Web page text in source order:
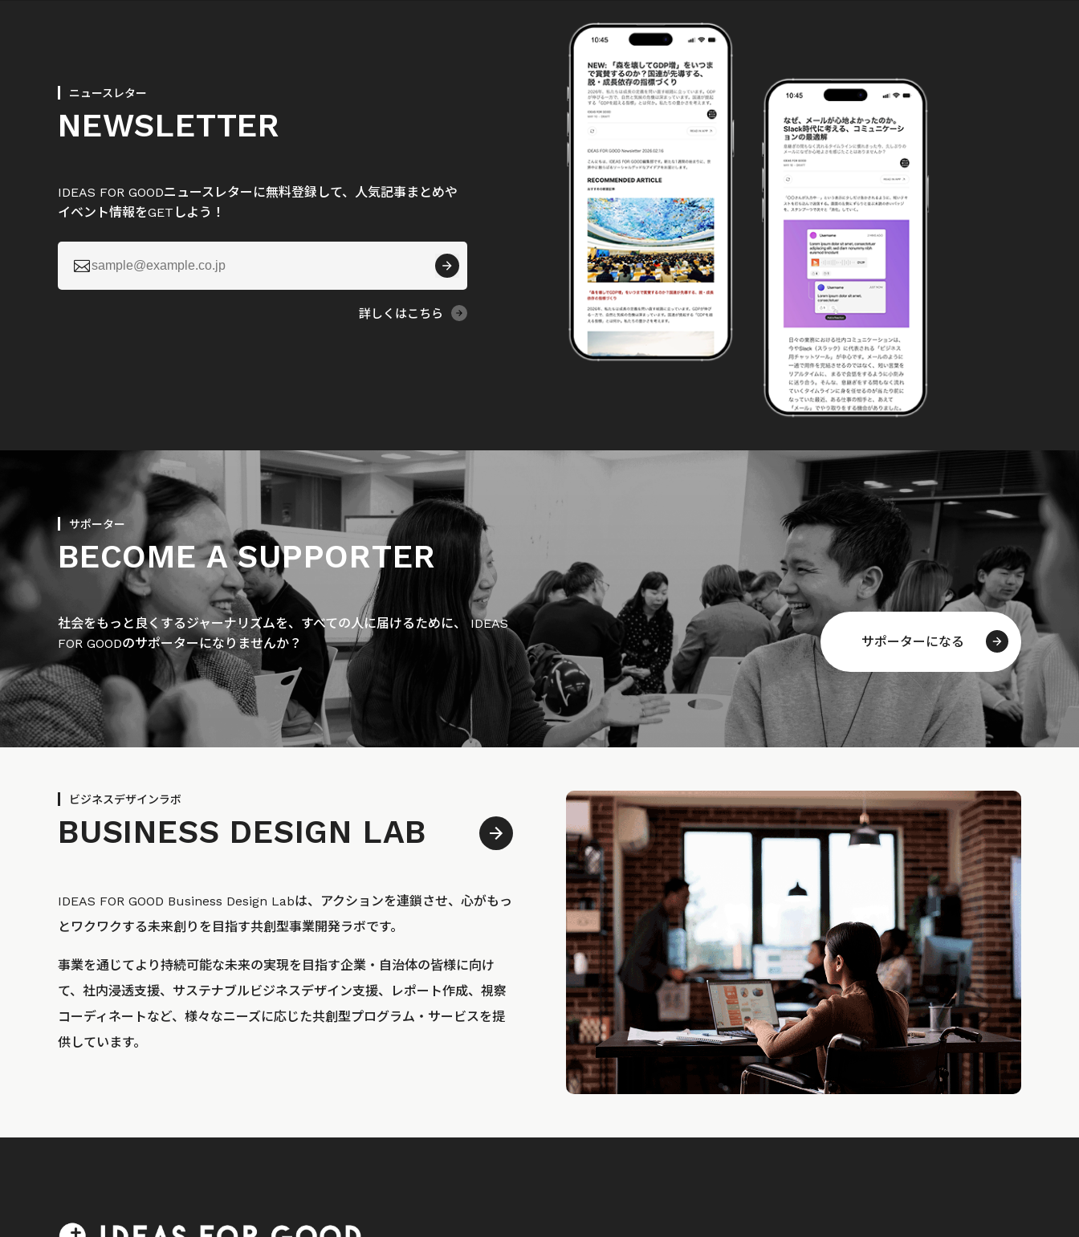
ニュースレター
NEWSLETTER
IDEAS FOR GOODニュースレターに無料登録して、人気記事まとめや
イベント情報をGETしよう！

詳しくはこちら
サポーター
BECOME A SUPPORTER
社会をもっと良くするジャーナリズムを、すべての人に届けるために、 IDEAS
FOR GOODのサポーターになりませんか？
サポーターになる
ビジネスデザインラボ
BUSINESS DESIGN LAB
IDEAS FOR GOOD Business Design Labは、アクションを連鎖させ、心がもっ
とワクワクする未来創りを目指す共創型事業開発ラボです。
事業を通じてより持続可能な未来の実現を目指す企業・自治体の皆様に向け
て、社内浸透支援、サステナブルビジネスデザイン支援、レポート作成、視察
コーディネートなど、様々なニーズに応じた共創型プログラム・サービスを提
供しています。